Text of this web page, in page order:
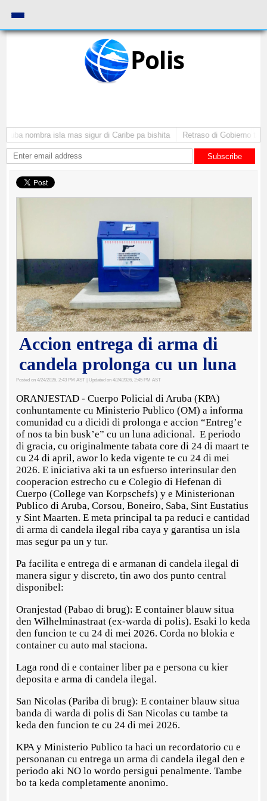
Polis
nombra isla mas sigur di Caribe pa bishita Retraso di Gobierno ta
Subscribe
Accion entrega di arma di
candela prolonga cu un luna
Posted on 4/24/2026, 2:43 PM AST | Updated on 4/24/2026, 2:45 PM AST
ORANJESTAD - Cuerpo Policial di Aruba (KPA)
conhuntamente cu Ministerio Publico (OM) a informa
comunidad cu a dicidi di prolonga e accion “Entreg’e
of nos ta bin busk’e” cu un luna adicional. E periodo
di gracia, cu originalmente tabata core di 24 di maart te
cu 24 di april, awor lo keda vigente te cu 24 di mei
2026. E iniciativa aki ta un esfuerso interinsular den
cooperacion estrecho cu e Colegio di Hefenan di
Cuerpo (College van Korpschefs) y e Ministerionan
Publico di Aruba, Corsou, Boneiro, Saba, Sint Eustatius
y Sint Maarten. E meta principal ta pa reduci e cantidad
di arma di candela ilegal riba caya y garantisa un isla
mas segur pa un y tur.
Pa facilita e entrega di e armanan di candela ilegal di
manera sigur y discreto, tin awo dos punto central
disponibel:
Oranjestad (Pabao di brug): E container blauw situa
den Wilhelminastraat (ex-warda di polis). Esaki lo keda
den funcion te cu 24 di mei 2026. Corda no blokia e
container cu auto mal staciona.
Laga rond di e container liber pa e persona cu kier
deposita e arma di candela ilegal.
San Nicolas (Pariba di brug): E container blauw situa
banda di warda di polis di San Nicolas cu tambe ta
keda den funcion te cu 24 di mei 2026.
KPA y Ministerio Publico ta haci un recordatorio cu e
personanan cu entrega un arma di candela ilegal den e
periodo aki NO lo wordo persigui penalmente. Tambe
bo ta keda completamente anonimo.